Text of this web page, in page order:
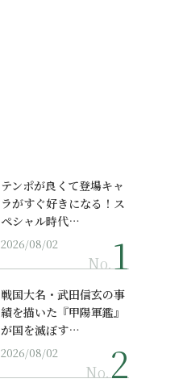
テンポが良くて登場キャ
ラがすぐ好きになる！ス
ペシャル時代…
2026/08/02
No.
戦国大名・武田信玄の事
績を描いた『甲陽軍鑑』
が国を滅ぼす…
2026/08/02
No.